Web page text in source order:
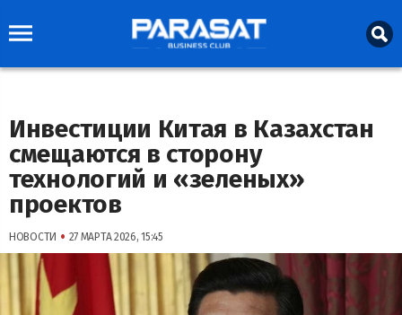
Инвестиции Китая в Казахстан
смещаются в сторону
технологий и «зеленых»
проектов
НОВОСТИ • 27 МАРТА 2026, 15:45